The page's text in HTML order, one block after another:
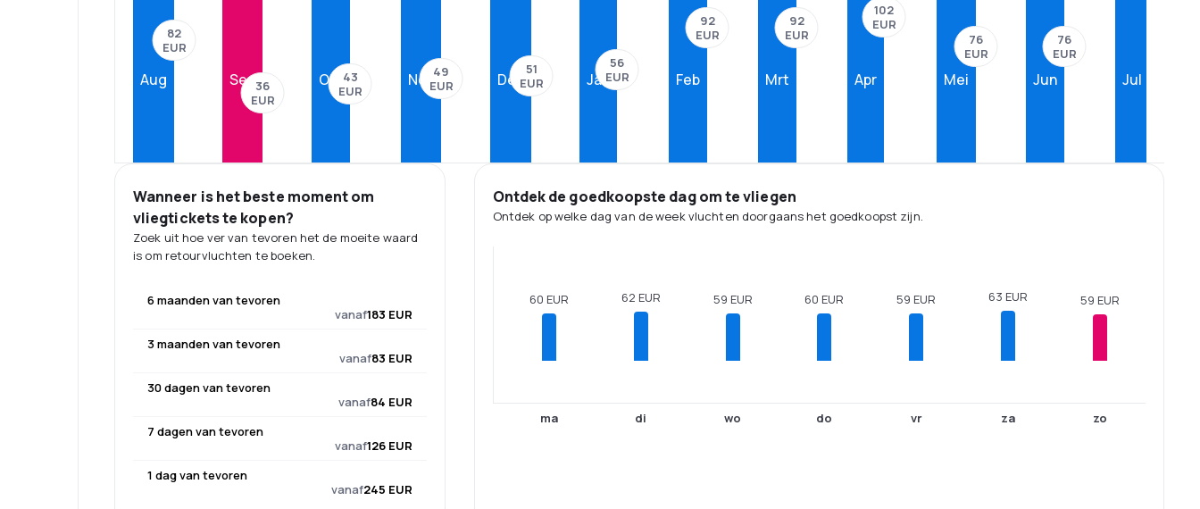
Aug
82
EUR
Sep36
EUR
Okt
43
EUR
Nov49
EUR
Dec
51
EUR
Jan
56
EUR
Feb
92
EUR
Mrt
92
EUR
Apr
102
EUR
Mei
76
EUR
Jun
76
EUR
Jul
Wanneer is het beste moment om
vliegtickets te kopen?
Zoek uit hoe ver van tevoren het de moeite waard
is om retourvluchten te boeken.
6 maanden van tevoren
vanaf183 EUR
3 maanden van tevoren
vanaf83 EUR
30 dagen van tevoren
vanaf84 EUR
7 dagen van tevoren
vanaf126 EUR
1 dag van tevoren
vanaf245 EUR
Ontdek de goedkoopste dag om te vliegen
Ontdek op welke dag van de week vluchten doorgaans het goedkoopst zijn.
60 EUR
ma
62 EUR
di
59 EUR
wo
60 EUR
do
59 EUR
vr
63 EUR
za
59 EUR
zo